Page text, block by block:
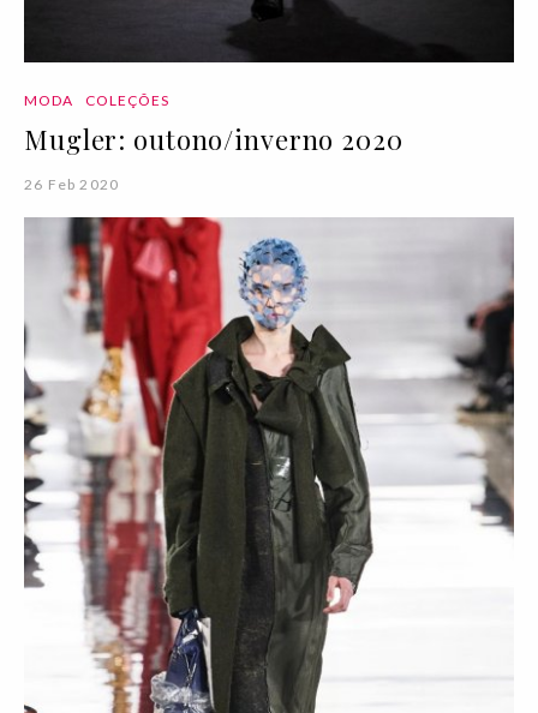
MODA COLEÇÕES
Mugler: outono/inverno 2020
26 Feb 2020